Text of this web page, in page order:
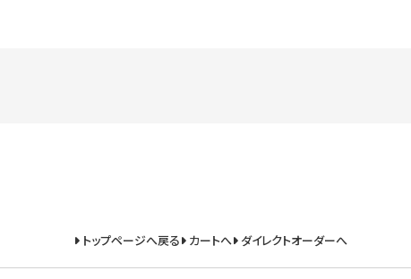
トップページへ戻る カートへ ダイレクトオーダーへ